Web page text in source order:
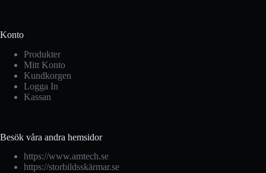
Konto
Produkter
Mitt Konto
Kundkorgen
Logga In
Kassan
Besök våra andra hemsidor
https://www.amtech.se
https://storbildsskärmar.se